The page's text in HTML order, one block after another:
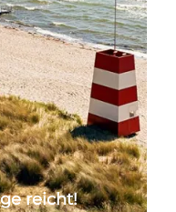
reicht!